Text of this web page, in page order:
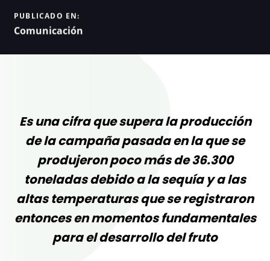
PUBLICADO EN:
Comunicación
Es una cifra que supera la producción
de la campaña pasada en la que se
produjeron poco más de 36.300
toneladas debido a la sequía y a las
altas temperaturas que se registraron
entonces en momentos fundamentales
para el desarrollo del fruto